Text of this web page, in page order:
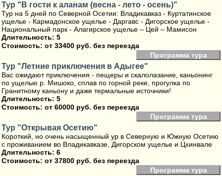
Тур "В гости к аланам (весна - лето - осень)"
Тур на 5 дней по Северной Осетии: Владикавказ - Куртатинское
ущелье - Кармадонское ущелье - Даргавс - Дигорское ущелье -
Национальный парк - Алагирское ущелье – Цей – Мамисон
Длительность: 5
Стоимость: от 33400 руб. без переезда
Программа тура
Тур "Летние приключения в Адыгее"
Вас ожидают приключения - пещеры и скалолазание, каньонинг
по ущелью р. Мишоко, сплав по горной реке, прогулка по
Гранитному каньону и даже термальные источники!
Длительность: 5
Стоимость: от 60000 руб. без переезда
Программа тура
Тур "Открывая Осетию"
Короткий, но очень насыщенный ур в Северную и Южную Осетию
с проживанием во Владикавказе, Дигорском ущелье и Цхинвале
Длительность: 6
Стоимость: от 37800 руб. без переезда
Программа тура